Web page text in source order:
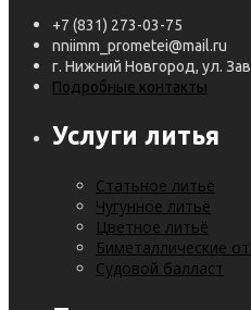
+7 (831) 273-03-75
nniimm_prometei@mail.ru
г. Нижний Новгород, ул.
Подробные контакты
Услуги литья
Статьное литьё
Чугунное литьё
Цветное литьё
Биметаллические
Судовой балласт